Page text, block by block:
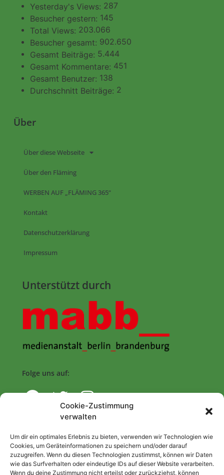
Cookie-Zustimmung
verwalten
Um dir ein optimales Erlebnis zu bieten, verwenden wir Technologien wie
Cookies, um Geräteinformationen zu speichern und/oder darauf
zuzugreifen. Wenn du diesen Technologien zustimmst, können wir Daten
wie das Surfverhalten oder eindeutige IDs auf dieser Website verarbeiten.
Wenn du deine Zustimmung nicht erteilst oder zurückziehst, können
Yesterday's Views: 287
Besucher gestern: 145
Total Views: 203.066
Besucher gesamt: 902.650
Gesamt Beiträge: 5.444
Gesamt Kommentare: 451
Gesamt Benutzer: 138
Durchschnitt Beiträge: 2
Über
Über diese Webseite
Über den Fläming
WERBEN AUF „FLÄMING 365“
Kontakt
Datenschutzerklärung
Impressum
Unterstützt durch
Folge uns auf:
Start